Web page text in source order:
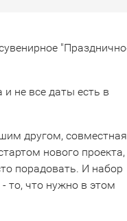
не все даты есть в
другом, совместная
нового
порадовать. И набор
то, что нужно в этом